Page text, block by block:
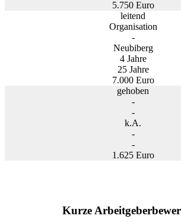
5.750 Euro
leitend
Organisation
-
Neubiberg
4 Jahre
25 Jahre
7.000 Euro
gehoben
-
-
k.A.
-
-
1.625 Euro
Kurze